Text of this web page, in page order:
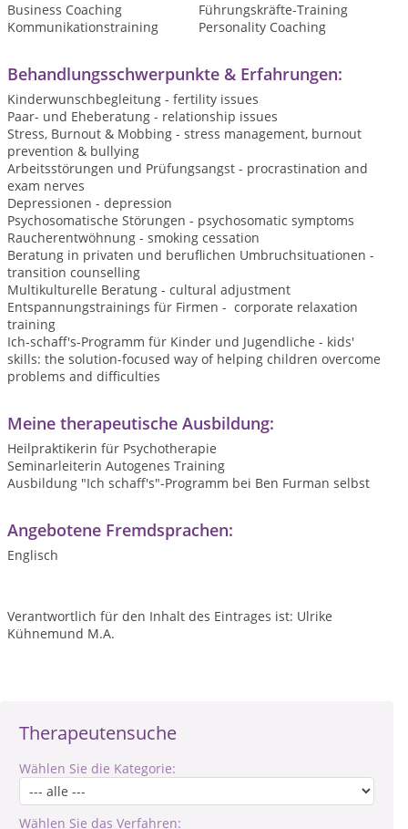
Therapeutensuche
Wählen Sie die Kategorie:
Wählen Sie das Verfahren:
Business Coaching
Führungskräfte-Training
Kommunikationstraining
Personality Coaching
Behandlungsschwerpunkte & Erfahrungen:
Kinderwunschbegleitung - fertility issues
Paar- und Eheberatung - relationship issues
Stress, Burnout & Mobbing - stress management, burnout
prevention & bullying
Arbeitsstörungen und Prüfungsangst - procrastination and
exam nerves
Depressionen - depression
Psychosomatische Störungen - psychosomatic symptoms
Raucherentwöhnung - smoking cessation
Beratung in privaten und beruflichen Umbruchsituationen -
transition counselling
Multikulturelle Beratung - cultural adjustment
Entspannungstrainings für Firmen - corporate relaxation
training
Ich-schaff's-Programm für Kinder und Jugendliche - kids'
skills: the solution-focused way of helping children overcome
problems and difficulties
Meine therapeutische Ausbildung:
Heilpraktikerin für Psychotherapie
Seminarleiterin Autogenes Training
Ausbildung "Ich schaff's"-Programm bei Ben Furman selbst
Angebotene Fremdsprachen:
Englisch
Verantwortlich für den Inhalt des Eintrages ist: Ulrike
Kühnemund M.A.